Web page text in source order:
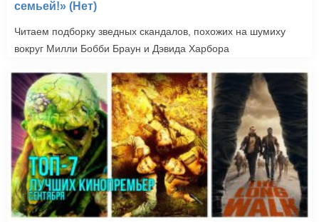
семьей!» (Нет)
Читаем подборку зведных скандалов, похожих на шумиху
вокруг Милли Бобби Браун и Дэвида Харбора